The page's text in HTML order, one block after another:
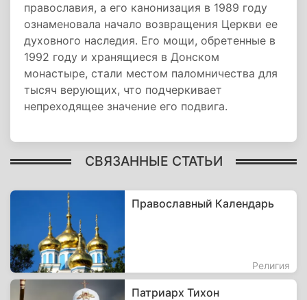
православия, а его канонизация в 1989 году
ознаменовала начало возвращения Церкви ее
духовного наследия. Его мощи, обретенные в
1992 году и хранящиеся в Донском
монастыре, стали местом паломничества для
тысяч верующих, что подчеркивает
непреходящее значение его подвига.
СВЯЗАННЫЕ СТАТЬИ
Православный Календарь
Религия
Патриарх Тихон